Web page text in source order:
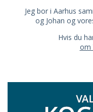
Jeg bor i Aarhus
og Johan og
Hvis du
om